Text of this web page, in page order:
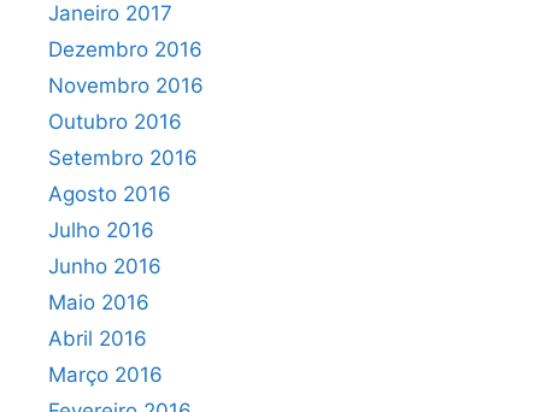
Janeiro 2017
Dezembro 2016
Novembro 2016
Outubro 2016
Setembro 2016
Agosto 2016
Julho 2016
Junho 2016
Maio 2016
Abril 2016
Março 2016